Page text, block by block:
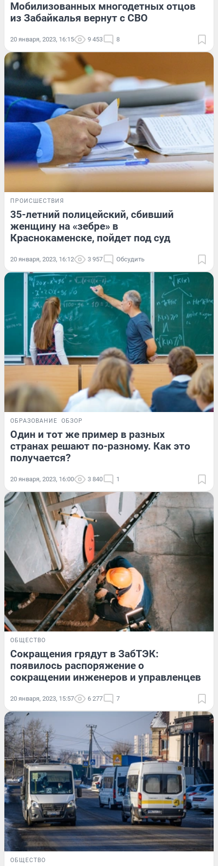
Мобилизованных многодетных отцов
из Забайкалья вернут с СВО
20 января, 2023, 16:15 9 453 8
ПРОИСШЕСТВИЯ
35-летний полицейский, сбивший
женщину на «зебре» в
Краснокаменске, пойдет под суд
20 января, 2023, 16:12 3 957 Обсудить
ОБРАЗОВАНИЕ ОБЗОР
Один и тот же пример в разных
странах решают по-разному. Как это
получается?
20 января, 2023, 16:00 3 840 1
ОБЩЕСТВО
Сокращения грядут в ЗабТЭК:
появилось распоряжение о
сокращении инженеров и управленцев
20 января, 2023, 15:57 6 277 7
ОБЩЕСТВО